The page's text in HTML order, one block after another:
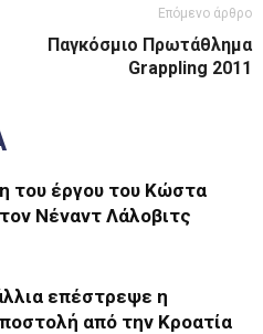
Επόμενο άρθρο
Παγκόσμιο Πρωτάθλημα
Grappling 2011
του έργου του Κώστα
Νέναντ Λάλοβιτς
επέστρεψε η
από την Κροατία